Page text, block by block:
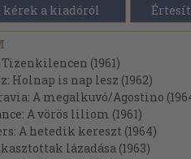
a kiadóról
Tizenkilencen (1961)
Holnap is nap lesz (1962)
A megalkuvó/Agostino
A vörös liliom (1961)
A hetedik kereszt (1964)
lázadása (1963)